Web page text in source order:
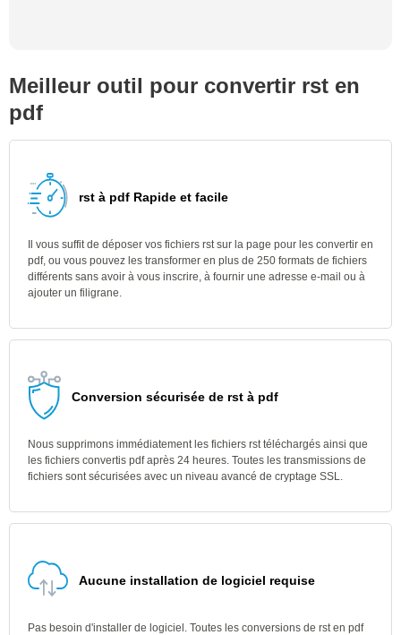
Meilleur outil pour convertir rst en
pdf
rst à pdf Rapide et facile
Il vous suffit de déposer vos fichiers rst sur la page pour les convertir en
pdf, ou vous pouvez les transformer en plus de 250 formats de fichiers
différents sans avoir à vous inscrire, à fournir une adresse e-mail ou à
ajouter un filigrane.
Conversion sécurisée de rst à pdf
Nous supprimons immédiatement les fichiers rst téléchargés ainsi que
les fichiers convertis pdf après 24 heures. Toutes les transmissions de
fichiers sont sécurisées avec un niveau avancé de cryptage SSL.
Aucune installation de logiciel requise
Pas besoin d'installer de logiciel. Toutes les conversions de rst en pdf